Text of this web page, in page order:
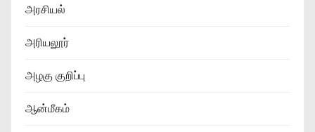
அரசியல்
அரியலூர்
அழகு குறிப்பு
ஆன்மீகம்